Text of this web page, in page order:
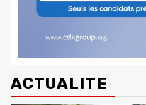
ACTUALITE